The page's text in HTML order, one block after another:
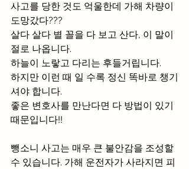
사고를 당한 것도 억울한데 가해 차량이
도망갔다???
살다 살다 별 꼴을 다 보고 산다, 이 말이
절로 나옵니다.
하늘이 노랗고 다리는 후들거립니다.
하지만 이런 때 일 수록 정신 똑바로 챙기
셔야 합니다.
좋은 변호사를 만난다면 다 방법이 있기
때문입니다!!
뺑소니 사고는 매우 큰 불안감을 조성할
수 있습니다. 가해 운전자가 사라지면 피